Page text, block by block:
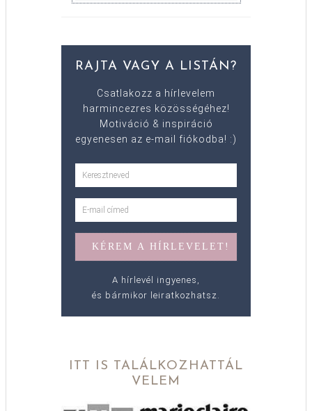
RAJTA VAGY A LISTÁN?
Csatlakozz a hírlevelem
harmincezres közösségéhez!
Motiváció & inspiráció
egyenesen az e-mail fiókodba! :)
A hírlevél ingyenes,
és bármikor leiratkozhatsz.
ITT IS TALÁLKOZHATTÁL
VELEM